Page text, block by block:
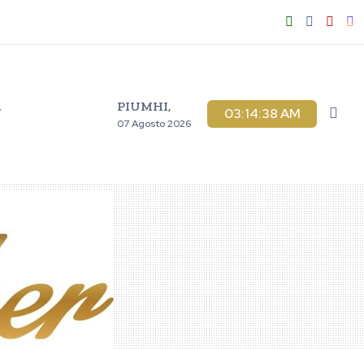
PIUMHI,
07 Agosto 2026
03:14:39 AM